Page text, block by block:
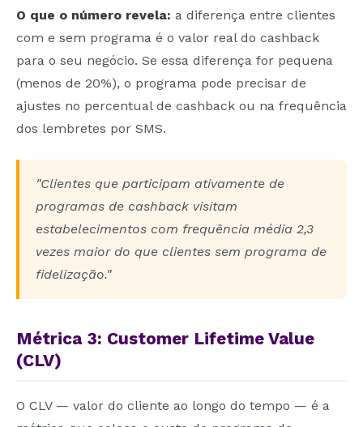
O que o número revela: a diferença entre clientes
com e sem programa é o valor real do cashback
para o seu negócio. Se essa diferença for pequena
(menos de 20%), o programa pode precisar de
ajustes no percentual de cashback ou na frequência
dos lembretes por SMS.
"Clientes que participam ativamente de
programas de cashback visitam
estabelecimentos com frequência média 2,3
vezes maior do que clientes sem programa de
fidelização."
Métrica 3: Customer Lifetime Value
(CLV)
O CLV — valor do cliente ao longo do tempo — é a